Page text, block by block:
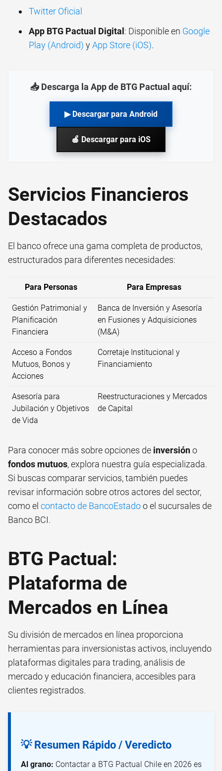
Twitter Oficial
App BTG Pactual Digital: Disponible en Google
Play (Android) yApp Store (iOS).
📥 Descarga la App de BTG Pactual aquí:
▶ Descargar para Android
🍎 Descargar para iOS
Servicios Financieros
Destacados
El banco ofrece una gama completa de productos,
estructurados para diferentes necesidades:
Para Personas Para Empresas
Gestión Patrimonial y
Planificación
Financiera
Banca de Inversión y Asesoría
en Fusiones y Adquisiciones
(M&A)
Acceso a Fondos
Mutuos, Bonos y
Acciones
Corretaje Institucional y
Financiamiento
Asesoría para
Jubilación y Objetivos
de Vida
Reestructuraciones y Mercados
de Capital
Para conocer más sobre opciones de inversióno
fondos mutuos, explora nuestra guía especializada.
Si buscas comparar servicios, también puedes
revisar información sobre otros actores del sector,
como el contacto de BancoEstadoo el sucursales de
Banco BCI.
BTG Pactual:
Plataforma de
Mercados en Línea
Su división de mercados en línea proporciona
herramientas para inversionistas activos, incluyendo
plataformas digitales para trading, análisis de
mercado y educación financiera, accesibles para
clientes registrados.
💡 Resumen Rápido / Veredicto
Al grano: Contactar a BTG Pactual Chile en 2026 es